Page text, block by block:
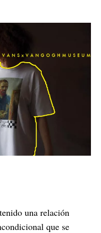
una relación
que se